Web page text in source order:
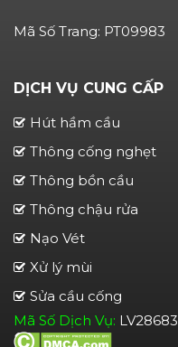
Mã Số Trang: PT09983
DỊCH VỤ CUNG CẤP
Hút hầm cầu
Thông cống nghẹt
Thông bồn cầu
Thông chậu rửa
Nạo Vét
Xử lý mùi
Sửa cầu cống
Mã Số Dịch Vụ: LV28683